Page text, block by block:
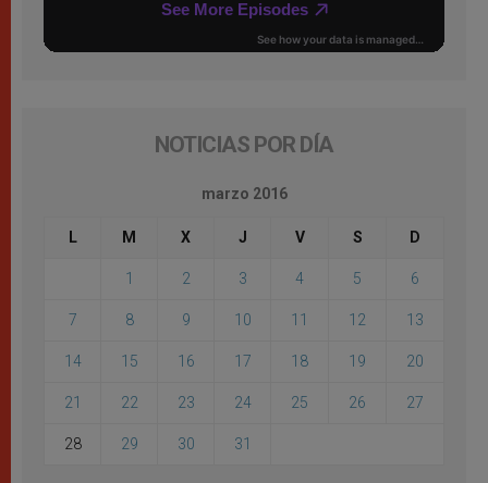
NOTICIAS POR DÍA
marzo 2016
L M X J V S D
1 2 3 4 5 6
7 8 9 10 11 12 13
14 15 16 17 18 19 20
21 22 23 24 25 26 27
28 29 30 31